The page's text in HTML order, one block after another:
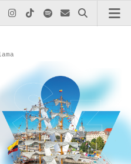
po prostu do nas zadzwoń
nas na Facebook-u
Odwiedź nas na X
Odwiedź nas na Instagram-ie
Odwiedź nas na TikTok-u
Szukaj nas na Spotify
Wyślij do nas
Szukaj